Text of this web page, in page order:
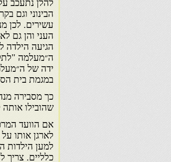
להלן נתעכב
הבינוני וגם
עשירים. לכן
העני והן גם
הגיעה הילדה
ה״מעלמה
ידה של
במגמת בית
שהובילו אותה
אם הוועד
לארגן אותו
למען הילדות
כלליים. צריך